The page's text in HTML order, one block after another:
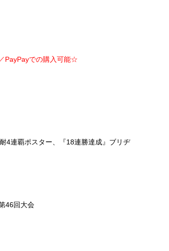
での購入可能☆
4連覇ポスター、『18連勝達成』ブリヂ
46回大会